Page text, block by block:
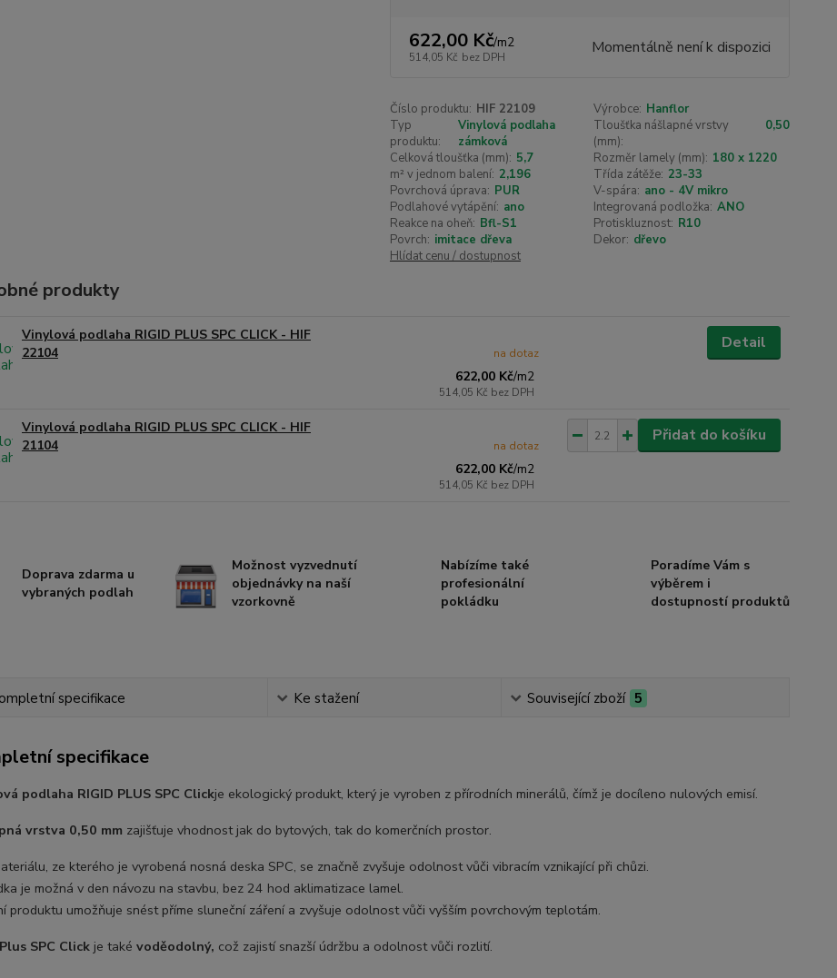
622,00 Kč/m2
514,05 Kč bez DPH Momentálně není k dispozici
Číslo produktu: HIF 22109 Výrobce: Hanflor
Typ
produktu:
Vinylová podlaha
zámková
Tloušťka nášlapné vrstvy
(mm):
0,50
Celková tloušťka (mm): 5,7 Rozměr lamely (mm): 180 x 1220
m² v jednom balení: 2,196 Třída zátěže: 23-33
Povrchová úprava: PUR V-spára: ano - 4V mikro
Podlahové vytápění: ano Integrovaná podložka: ANO
Reakce na oheň: Bfl-S1 Protiskluznost: R10
Povrch: imitace dřeva Dekor: dřevo
Hlídat cenu / dostupnost
produkty
Vinylová podlaha RIGID PLUS SPC CLICK - HIF
22104
622,00 Kč/m2
514,05 Kč bez DPH
na dotaz
Detail
Vinylová podlaha RIGID PLUS SPC CLICK - HIF
21104
622,00 Kč/m2
514,05 Kč bez DPH
na dotaz
Přidat do košíku
Doprava zdarma u
vybraných podlah
Možnost vyzvednutí
objednávky na naší
vzorkovně
Nabízíme také
profesionální
pokládku
Poradíme Vám s
výběrem i
dostupností produktů
specifikace Ke stažení Související zboží 5
specifikace
podlaha RIGID PLUS SPC Clickje ekologický produkt, který je vyroben z přírodních minerálů, čímž je docíleno nulových emisí.
vrstva 0,50 mm zajišťuje vhodnost jak do bytových, tak do komerčních prostor.
ze kterého je vyrobená nosná deska SPC, se značně zvyšuje odolnost vůči vibracím vznikající při chůzi.
je možná v den návozu na stavbu, bez24 hod aklimatizace lamel.
produktu umožňuje snést příme sluneční záření a zvyšuje odolnost vůči vyšším povrchovým teplotám.
SPC Click je také voděodolný, což zajistí snazší údržbu a odolnost vůči rozlití.